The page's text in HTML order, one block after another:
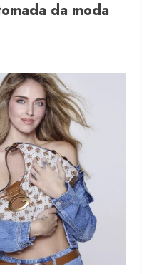
da moda